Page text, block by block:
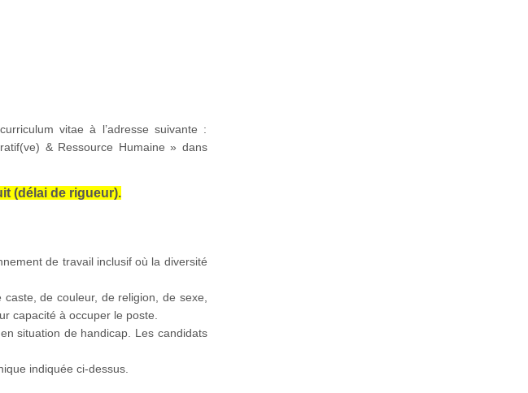
vitae à l’adresse suivante :
& Ressource Humaine » dans
(délai de rigueur).
de travail inclusif où la diversité
de couleur, de religion, de sexe,
capacité à occuper le poste.
situation de handicap. Les candidats
indiquée ci-dessus.